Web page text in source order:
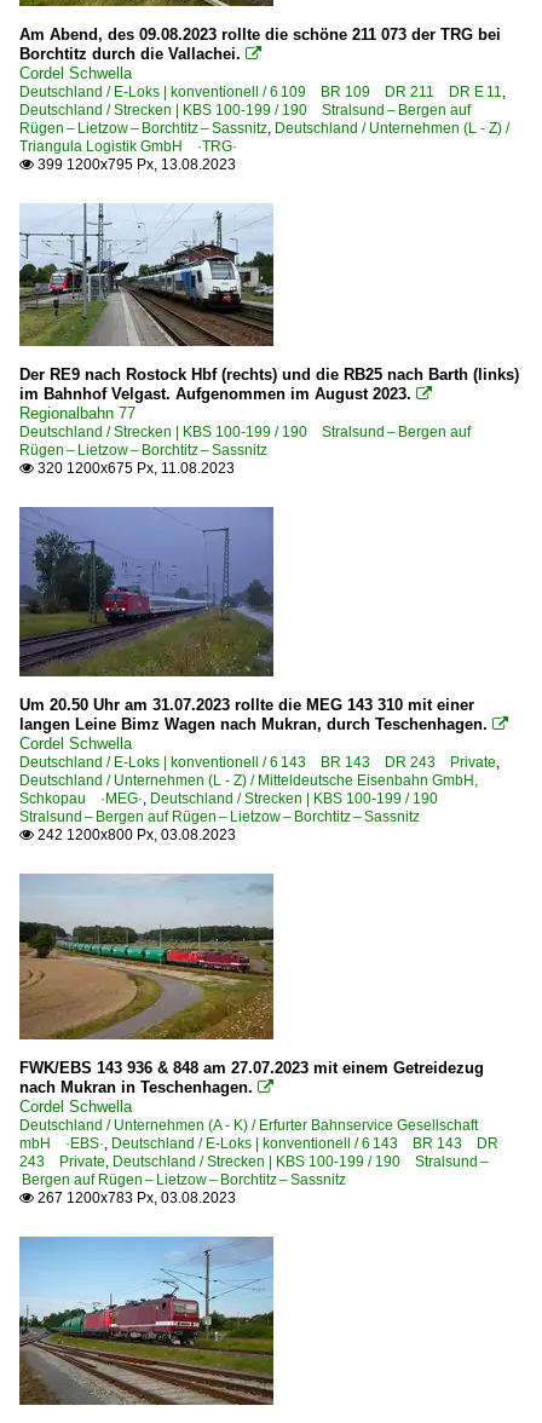
Am Abend, des 09.08.2023 rollte die schöne 211 073 der TRG bei
Borchtitz durch die Vallachei. 
Cordel Schwella
Deutschland / E-Loks | konventionell / 6 109 BR 109 DR 211 DR E 11,
Deutschland / Strecken | KBS 100-199 / 190 Stralsund – Bergen auf
Rügen – Lietzow – Borchtitz – Sassnitz, Deutschland / Unternehmen (L - Z) /
Triangula Logistik GmbH ·TRG·
 399 1200x795 Px, 13.08.2023
Der RE9 nach Rostock Hbf (rechts) und die RB25 nach Barth (links)
im Bahnhof Velgast. Aufgenommen im August 2023. 
Regionalbahn 77
Deutschland / Strecken | KBS 100-199 / 190 Stralsund – Bergen auf
Rügen – Lietzow – Borchtitz – Sassnitz
 320 1200x675 Px, 11.08.2023
Um 20.50 Uhr am 31.07.2023 rollte die MEG 143 310 mit einer
langen Leine Bimz Wagen nach Mukran, durch Teschenhagen. 
Cordel Schwella
Deutschland / E-Loks | konventionell / 6 143 BR 143 DR 243 Private,
Deutschland / Unternehmen (L - Z) / Mitteldeutsche Eisenbahn GmbH,
Schkopau ·MEG·, Deutschland / Strecken | KBS 100-199 / 190
Stralsund – Bergen auf Rügen – Lietzow – Borchtitz – Sassnitz
 242 1200x800 Px, 03.08.2023
FWK/EBS 143 936 & 848 am 27.07.2023 mit einem Getreidezug
nach Mukran in Teschenhagen. 
Cordel Schwella
Deutschland / Unternehmen (A - K) / Erfurter Bahnservice Gesellschaft
mbH ·EBS·, Deutschland / E-Loks | konventionell / 6 143 BR 143 DR
243 Private, Deutschland / Strecken | KBS 100-199 / 190 Stralsund –
Bergen auf Rügen – Lietzow – Borchtitz – Sassnitz
 267 1200x783 Px, 03.08.2023